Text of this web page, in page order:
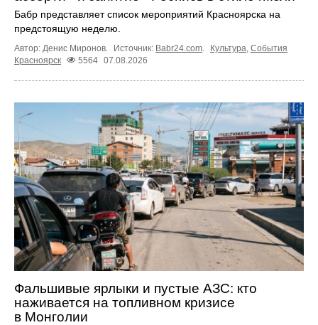
Бабр представляет список мероприятий Красноярска на
предстоящую неделю.
Автор: Денис Миронов. Источник: Babr24.com. Культура, События
Красноярск
5564 07.08.2026
Фальшивые ярлыки и пустые АЗС: кто
наживается на топливном кризисе
в Монголии